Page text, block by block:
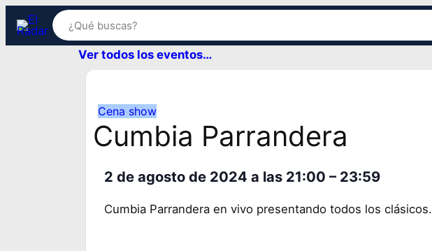
Ver todos los eventos…
Cena show
Cumbia Parrandera
2 de agosto de 2024a las 21:00– 23:59
Cumbia Parrandera en vivo presentando todos los clásicos.